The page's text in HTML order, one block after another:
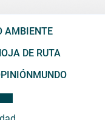
AMBIENTE
DE RUTA
MUNDO